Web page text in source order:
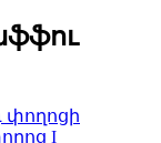
փողոցի
I